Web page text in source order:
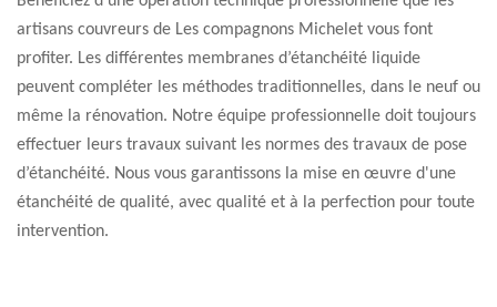
artisans couvreurs de Les compagnons Michelet vous font
profiter. Les différentes membranes d’étanchéité liquide
peuvent compléter les méthodes traditionnelles, dans le neuf ou
même la rénovation. Notre équipe professionnelle doit toujours
effectuer leurs travaux suivant les normes des travaux de pose
d’étanchéité. Nous vous garantissons la mise en œuvre d'une
étanchéité de qualité, avec qualité et à la perfection pour toute
intervention.